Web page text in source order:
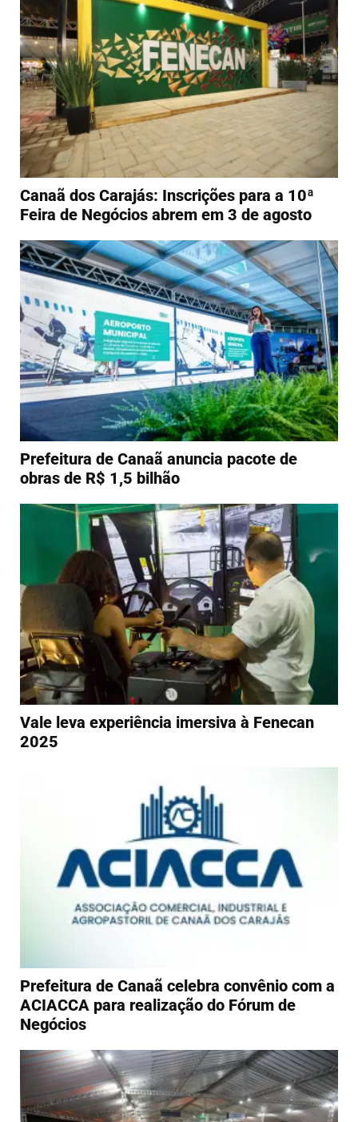
Canaã dos Carajás: Inscrições para a 10ª
Feira de Negócios abrem em 3 de agosto
Prefeitura de Canaã anuncia pacote de
obras de R$ 1,5 bilhão
Vale leva experiência imersiva à Fenecan
2025
Prefeitura de Canaã celebra convênio com a
ACIACCA para realização do Fórum de
Negócios